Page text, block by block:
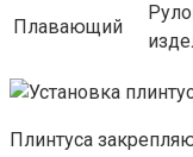
Плавающий
Плинтуса